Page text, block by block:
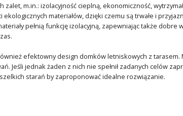
zalet, m.in.: izolacyjność cieplną, ekonomiczność,
materiałów, dzięki czemu są trwałe i
pełnią funkcję izolacyjną, zapewniając także dobre
efektowny design domków letniskowych z
Jeśli jednak żaden z nich nie spełnił zadanych celów
starań by zaproponować idealne rozwiązanie.